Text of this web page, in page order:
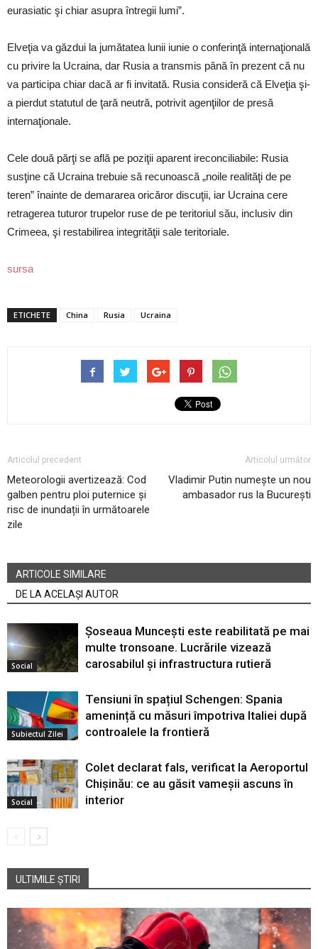
eurasiatic şi chiar asupra întregii lumi”.
Elveţia va găzdui la jumătatea lunii iunie o conferinţă internaţională
cu privire la Ucraina, dar Rusia a transmis până în prezent că nu
va participa chiar dacă ar fi invitată. Rusia consideră că Elveţia şi-
a pierdut statutul de ţară neutră, potrivit agenţiilor de presă
internaţionale.
Cele două părţi se află pe poziţii aparent ireconciliabile: Rusia
susţine că Ucraina trebuie să recunoască „noile realităţi de pe
teren” înainte de demararea oricăror discuţii, iar Ucraina cere
retragerea tuturor trupelor ruse de pe teritoriul său, inclusiv din
Crimeea, şi restabilirea integrităţii sale teritoriale.
sursa
ETICHETE China Rusia Ucraina
Articolul precedent
Meteorologii avertizează: Cod
galben pentru ploi puternice și
risc de inundații în următoarele
zile
Articolul următor
Vladimir Putin numește un nou
ambasador rus la București
ARTICOLE SIMILARE
DE LA ACELAȘI AUTOR
Social
Șoseaua Muncești este reabilitată pe mai
multe tronsoane. Lucrările vizează
carosabilul și infrastructura rutieră
Subiectul Zilei
Tensiuni în spațiul Schengen: Spania
amenință cu măsuri împotriva Italiei după
controalele la frontieră
Social
Colet declarat fals, verificat la Aeroportul
Chișinău: ce au găsit vameșii ascuns în
interior
ULTIMILE ȘTIRI